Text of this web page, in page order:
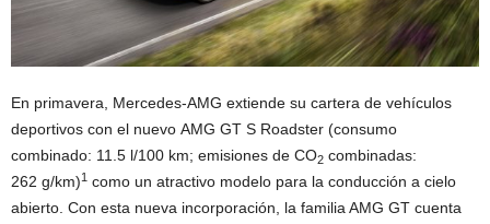
En primavera, Mercedes-AMG extiende su cartera de vehículos
deportivos con el nuevo AMG GT S Roadster (consumo
combinado: 11.5 l/100 km; emisiones de CO2 combinadas:
262 g/km)1 como un atractivo modelo para la conducción a cielo
abierto. Con esta nueva incorporación, la familia AMG GT cuenta